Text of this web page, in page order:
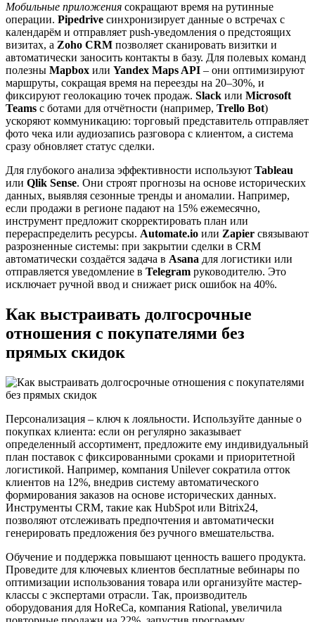
Мобильные приложения сокращают время на рутинные
операции. Pipedrive синхронизирует данные о встречах с
календарём и отправляет push-уведомления о предстоящих
визитах, а Zoho CRM позволяет сканировать визитки и
автоматически заносить контакты в базу. Для полевых команд
полезны Mapbox или Yandex Maps API – они оптимизируют
маршруты, сокращая время на переезды на 20–30%, и
фиксируют геолокацию точек продаж. Slack или Microsoft
Teams с ботами для отчётности (например, Trello Bot)
ускоряют коммуникацию: торговый представитель отправляет
фото чека или аудиозапись разговора с клиентом, а система
сразу обновляет статус сделки.
Для глубокого анализа эффективности используют Tableau
или Qlik Sense. Они строят прогнозы на основе исторических
данных, выявляя сезонные тренды и аномалии. Например,
если продажи в регионе падают на 15% ежемесячно,
инструмент предложит скорректировать план или
перераспределить ресурсы. Automate.io или Zapier связывают
разрозненные системы: при закрытии сделки в CRM
автоматически создаётся задача в Asana для логистики или
отправляется уведомление в Telegram руководителю. Это
исключает ручной ввод и снижает риск ошибок на 40%.
Как выстраивать долгосрочные
отношения с покупателями без
прямых скидок
Персонализация – ключ к лояльности. Используйте данные о
покупках клиента: если он регулярно заказывает
определенный ассортимент, предложите ему индивидуальный
план поставок с фиксированными сроками и приоритетной
логистикой. Например, компания Unilever сократила отток
клиентов на 12%, внедрив систему автоматического
формирования заказов на основе исторических данных.
Инструменты CRM, такие как HubSpot или Bitrix24,
позволяют отслеживать предпочтения и автоматически
генерировать предложения без ручного вмешательства.
Обучение и поддержка повышают ценность вашего продукта.
Проведите для ключевых клиентов бесплатные вебинары по
оптимизации использования товара или организуйте мастер-
классы с экспертами отрасли. Так, производитель
оборудования для HoReCa, компания Rational, увеличила